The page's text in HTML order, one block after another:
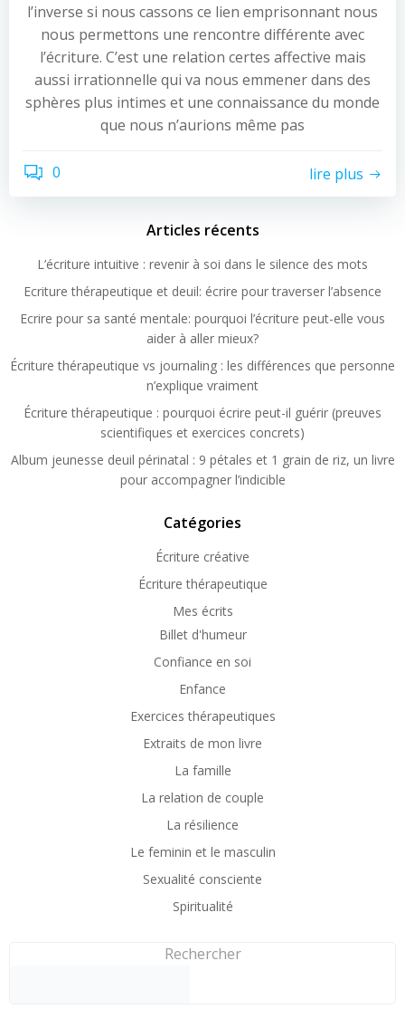
l’inverse si nous cassons ce lien emprisonnant nous
nous permettons une rencontre différente avec
l’écriture. C’est une relation certes affective mais
aussi irrationnelle qui va nous emmener dans des
sphères plus intimes et une connaissance du monde
que nous n’aurions même pas
0 lire plus
Articles récents
L’écriture intuitive : revenir à soi dans le silence des mots
Ecriture thérapeutique et deuil: écrire pour traverser l’absence
Ecrire pour sa santé mentale: pourquoi l’écriture peut-elle vous
aider à aller mieux?
Écriture thérapeutique vs journaling : les différences que personne
n’explique vraiment
Écriture thérapeutique : pourquoi écrire peut-il guérir (preuves
scientifiques et exercices concrets)
Album jeunesse deuil périnatal : 9 pétales et 1 grain de riz, un livre
pour accompagner l’indicible
Catégories
Écriture créative
Écriture thérapeutique
Mes écrits
Billet d'humeur
Confiance en soi
Enfance
Exercices thérapeutiques
Extraits de mon livre
La famille
La relation de couple
La résilience
Le feminin et le masculin
Sexualité consciente
Spiritualité
Rechercher